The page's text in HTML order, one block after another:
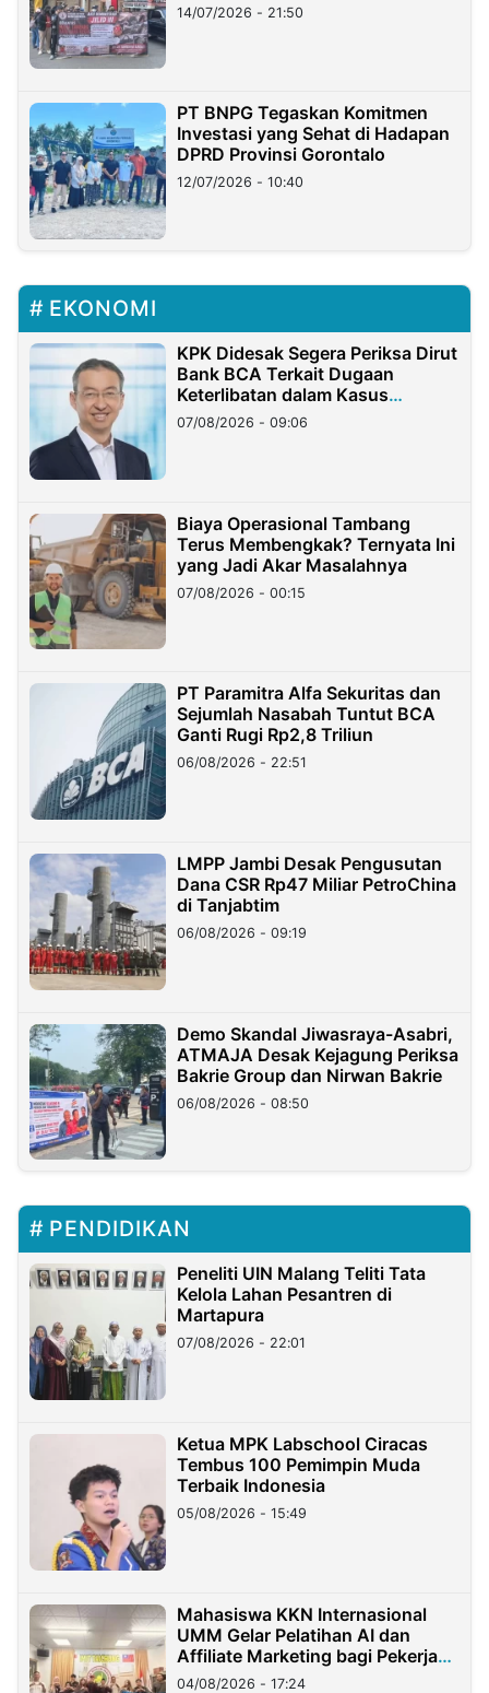
Lampung
14/07/2026 - 21:50
PT BNPG Tegaskan Komitmen
Investasi yang Sehat di Hadapan
DPRD Provinsi Gorontalo
12/07/2026 - 10:40
EKONOMI
KPK Didesak Segera Periksa Dirut
Bank BCA Terkait Dugaan
Keterlibatan dalam Kasus
Hilangnya Dana Nasabah Rp2,58
Miliar
07/08/2026 - 09:06
Biaya Operasional Tambang
Terus Membengkak? Ternyata Ini
yang Jadi Akar Masalahnya
07/08/2026 - 00:15
PT Paramitra Alfa Sekuritas dan
Sejumlah Nasabah Tuntut BCA
Ganti Rugi Rp2,8 Triliun
06/08/2026 - 22:51
LMPP Jambi Desak Pengusutan
Dana CSR Rp47 Miliar PetroChina
di Tanjabtim
06/08/2026 - 09:19
Demo Skandal Jiwasraya-Asabri,
ATMAJA Desak Kejagung Periksa
Bakrie Group dan Nirwan Bakrie
06/08/2026 - 08:50
PENDIDIKAN
Peneliti UIN Malang Teliti Tata
Kelola Lahan Pesantren di
Martapura
07/08/2026 - 22:01
Ketua MPK Labschool Ciracas
Tembus 100 Pemimpin Muda
Terbaik Indonesia
05/08/2026 - 15:49
Mahasiswa KKN Internasional
UMM Gelar Pelatihan AI dan
Affiliate Marketing bagi Pekerja
Migran Indonesia di Taiwan
04/08/2026 - 17:24